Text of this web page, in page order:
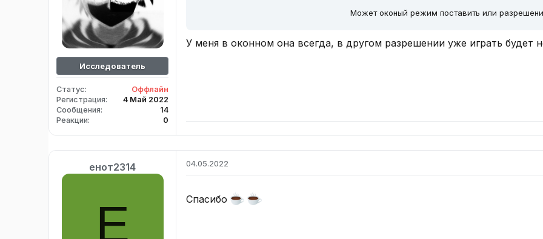
Исследователь
Статус
Оффлайн
Регистрация
4 Май 2022
Сообщения
14
Реакции
0
Может оконый режим поставить или
У меня в оконном она всегда, в другом разрешении уже играть будет
енот2314
Е
04.05.2022
Спасибо